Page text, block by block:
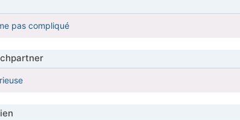
pas compliqué